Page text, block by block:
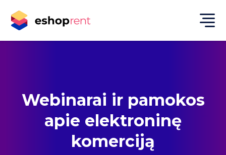
Webinarai ir pamokos
apie elektroninę
komerciją